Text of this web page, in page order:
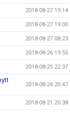
2018-08-27 19:14
2018-08-27 19:00
2018-08-27 08:23
2018-08-26 19:55
2018-08-25 22:37
2018-08-24 20:47
2018-08-21 20:38